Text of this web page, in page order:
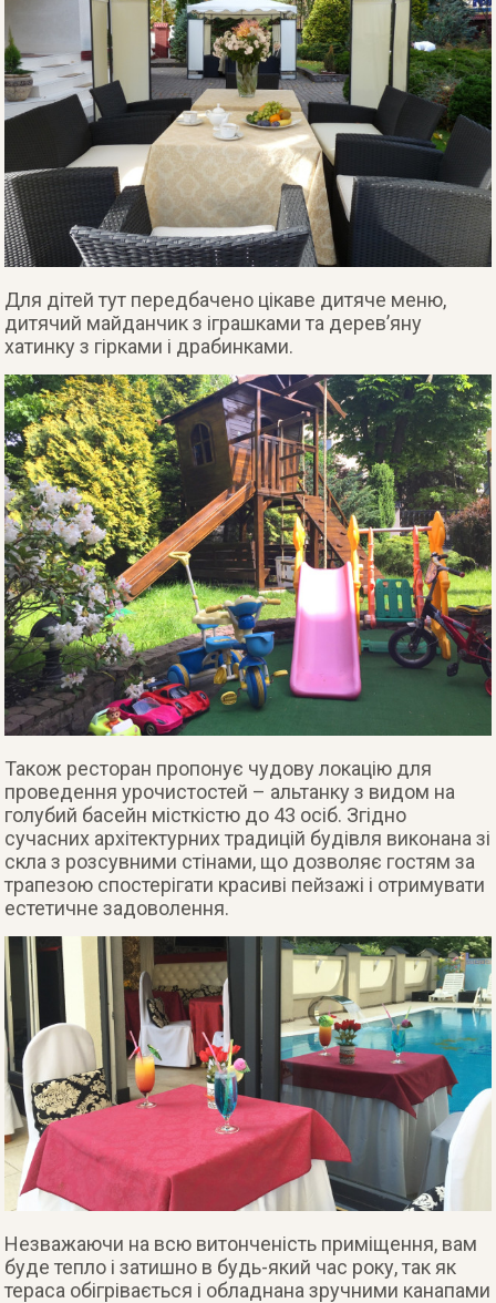
Для дітей тут передбачено цікаве дитяче меню,
дитячий майданчик з іграшками та дерев’яну
хатинку з гірками і драбинками.
Також ресторан пропонує чудову локацію для
проведення урочистостей – альтанку з видом на
голубий басейн місткістю до 43 осіб. Згідно
сучасних архітектурних традицій будівля виконана зі
скла з розсувними стінами, що дозволяє гостям за
трапезою спостерігати красиві пейзажі і отримувати
естетичне задоволення.
Незважаючи на всю витонченість приміщення, вам
буде тепло і затишно в будь-який час року, так як
тераса обігрівається і обладнана зручними канапами